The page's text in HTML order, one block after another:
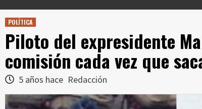
POLÍTICA
Piloto del expresidente
comisión cada vez que
5 años hace Redacción